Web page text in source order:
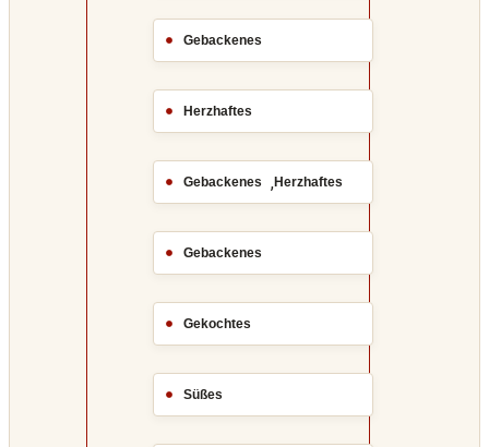
Gebackenes
Herzhaftes
Gebackenes ,Herzhaftes
Gebackenes
Gekochtes
Süßes